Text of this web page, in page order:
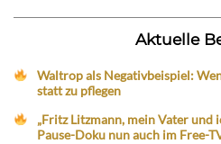
Aktuelle
Waltrop als Negativbeispiel:
statt zu pflegen
„Fritz Litzmann, mein Vater und
Pause-Doku nun auch im Free-